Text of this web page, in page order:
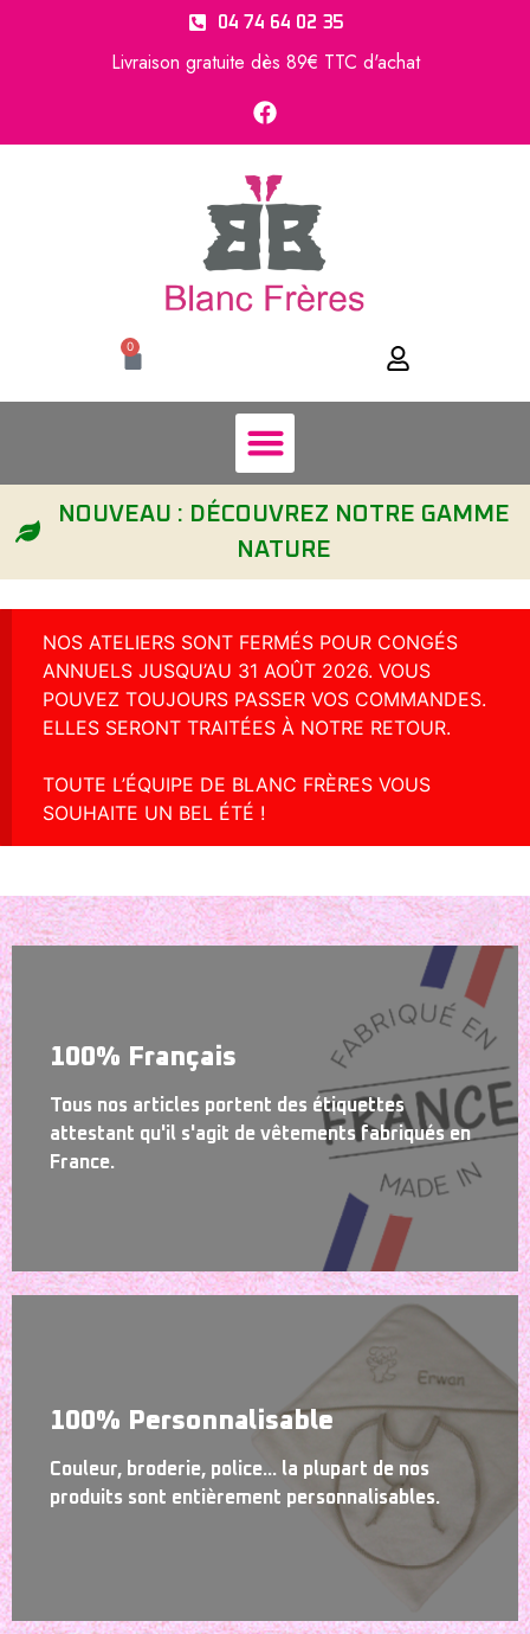
04 74 64 02 35
Livraison gratuite dès 89€ TTC d'achat
0
NOUVEAU : DÉCOUVREZ NOTRE GAMME
NATURE
NOS ATELIERS SONT FERMÉS POUR CONGÉS
ANNUELS JUSQU’AU 31 AOÛT 2026. VOUS
POUVEZ TOUJOURS PASSER VOS COMMANDES.
ELLES SERONT TRAITÉES À NOTRE RETOUR.
TOUTE L’ÉQUIPE DE BLANC FRÈRES VOUS
SOUHAITE UN BEL ÉTÉ !
100% Français
Tous nos articles portent des étiquettes
attestant qu'il s'agit de vêtements fabriqués en
France.
100% Personnalisable
Couleur, broderie, police... la plupart de nos
produits sont entièrement personnalisables.